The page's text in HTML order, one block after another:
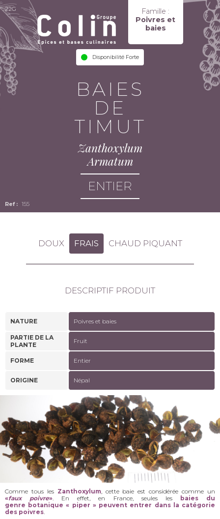
Famille :
Poivres et
baies
Disponibilité Forte
22G
155
BAIES
DE
TIMUT
Zanthoxylum
Armatum
ENTIER
DOUX FRAIS CHAUD PIQUANT
DESCRIPTIF PRODUIT
NATURE Poivres et baies
PARTIE DE LA
PLANTE
Fruit
FORME Entier
ORIGINE Népal
Comme tous les Zanthoxylum, cette baie est considérée comme un
«faux poivre». En effet, en France, seules les
baies du
genre botanique « piper » peuvent entrer dans la catégorie
des poivres.